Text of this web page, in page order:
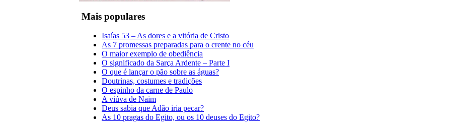
Mais populares
Isaías 53 – As dores e a vitória de Cristo
As 7 promessas preparadas para o crente no céu
O maior exemplo de obediência
O significado da Sarça Ardente – Parte I
O que é lançar o pão sobre as águas?
Doutrinas, costumes e tradições
O espinho da carne de Paulo
A viúva de Naim
Deus sabia que Adão iria pecar?
As 10 pragas do Egito, ou os 10 deuses do Egito?